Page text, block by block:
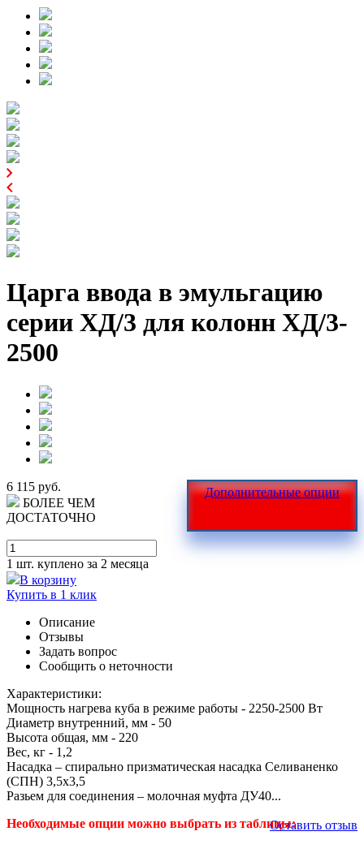
Царга ввода в эмульгацию
серии ХД/3 для колонн ХД/3-
2500
6 115 руб. Дополнительные опции
БОЛЕЕ ЧЕМ
ДОСТАТОЧНО
1 шт. куплено за 2 месяца
В корзину
Купить в 1 клик
Описание
Отзывы
Задать вопрос
Сообщить о неточности
Характеристики:
Мощность нагрева куба в режиме работы - 2250-2500 Вт
Диаметр внутренний, мм - 50
Высота общая, мм - 220
Вес, кг - 1,2
Насадка – спирально призматическая насадка Селиваненко
(СПН) 3,5х3,5
Разьем для соединения – молочная муфта ДУ40...
Необходимые опции можно выбрать из таблицы:Оставить отзыв